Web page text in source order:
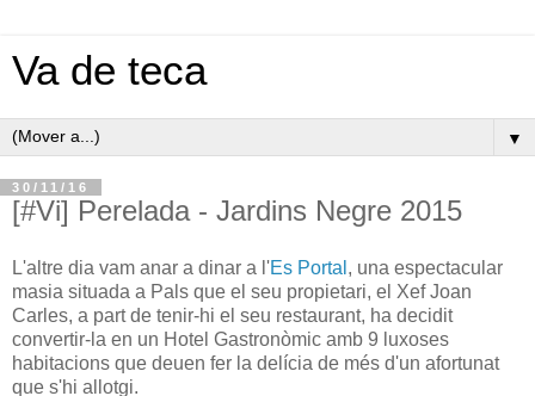
Va de teca
▼
30/11/16
[#Vi] Perelada - Jardins Negre 2015
L'altre dia vam anar a dinar a l'Es Portal , una espectacular
masia situada a Pals que el seu propietari, el Xef Joan
Carles, a part de tenir-hi el seu restaurant, ha decidit
convertir-la en un Hotel Gastronòmic amb 9 luxoses
habitacions que deuen fer la delícia de més d'un afortunat
que s'hi allotgi.